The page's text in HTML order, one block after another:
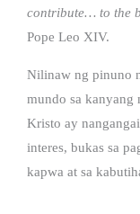
contribute… to the
Pope Leo XIV.
Nilinaw ng pinuno
mundo sa kanyang
Kristo ay
interes, bukas sa
kapwa at sa